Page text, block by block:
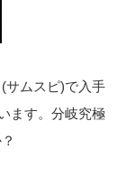
サムスピ)で入手
ます。分岐究極